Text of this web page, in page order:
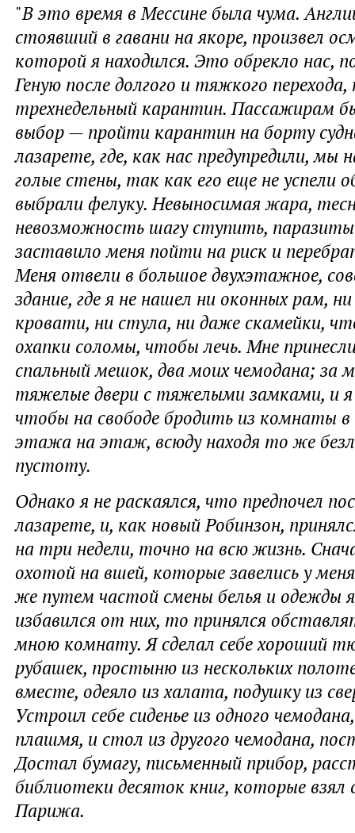
"В это время в Мессине была чума.
стоявший в гавани на якоре, произвел
которой я находился. Это обрекло нас,
Геную после долгого и тяжкого перехода,
трехнедельный карантин. Пассажирам
выбор — пройти карантин на борту
лазарете, где, как нас предупредили, мы
голые стены, так как его еще не успели
выбрали фелуку. Невыносимая жара,
невозможность шагу ступить,
заставило меня пойти на риск и
Меня отвели в большое двухэтажное,
здание, где я не нашел ни оконных рам,
кровати, ни стула, ни даже скамейки,
охапки соломы, чтобы лечь. Мне
спальный мешок, два моих чемодана; за
тяжелые двери с тяжелыми замками, и я
чтобы на свободе бродить из комнаты
этажа на этаж, всюду находя то же
пустоту.
Однако я не раскаялся, что предпочел
лазарете, и, как новый Робинзон,
на три недели, точно на всю жизнь.
охотой на вшей, которые завелись у
же путем частой смены белья и одежды
избавился от них, то принялся
мною комнату. Я сделал себе хороший
рубашек, простыню из нескольких
вместе, одеяло из халата, подушку из
Устроил себе сиденье из одного
плашмя, и стол из другого чемодана,
Достал бумагу, письменный прибор,
библиотеки десяток книг, которые взял
Парижа.